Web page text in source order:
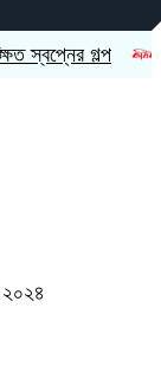
গল্প রীতি